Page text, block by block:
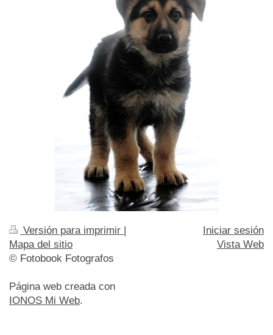
Versión para imprimir
Mapa del sitio
© Fotobook Fotografos
Página web creada con
IONOS Mi Web.
Iniciar sesión
Vista Web